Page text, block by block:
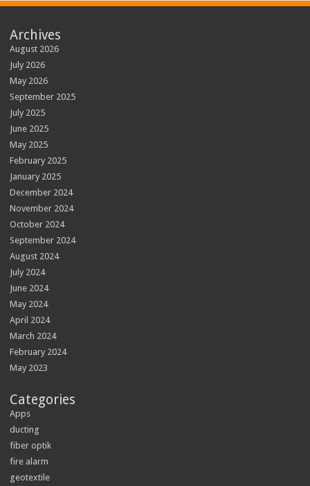
Archives
August 2026
July 2026
May 2026
September 2025
July 2025
June 2025
May 2025
February 2025
January 2025
December 2024
November 2024
October 2024
September 2024
August 2024
July 2024
June 2024
May 2024
April 2024
March 2024
February 2024
May 2023
Categories
Apps
ducting
fiber optik
fire alarm
geotextile